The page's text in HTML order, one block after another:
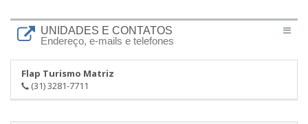
UNIDADES E CONTATOS
Endereço, e-mails e telefones
Flap Turismo Matriz
(31) 3281-7711